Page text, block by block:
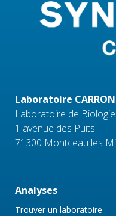
Laboratoire CARRON
Laboratoire de
1 avenue des Puits
71300 Montceau les
Analyses
Trouver un laboratoire